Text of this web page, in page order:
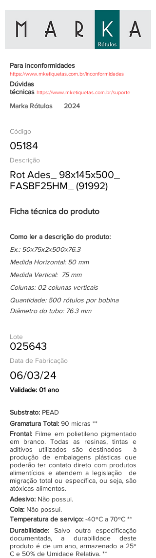
Para inconformidades
https://www.mketiquetas.com.br/inconformidades
Dúvidas
técnicas https://www.mketiquetas.com.br/suporte
Marka Rótulos 2024
Código
05184
Descrição
Rot Ades_ 98x145x500_
FASBF25HM_ (91992)
Ficha técnica do produto
Como ler a descrição do produto:
Ex.: 50x75x2x500x76.3
Medida Horizontal: 50 mm
Medida Vertical: 75 mm
Colunas: 02 colunas verticais
Quantidade: 500 rótulos por bobina
Diâmetro do tubo: 76.3 mm
Lote
025643
Data de Fabricação
06/03/24
Validade: 01 ano
Substrato: PEAD
Gramatura Total: 90 micras **
Frontal: Filme em polietileno pigmentado
em branco. Todas as resinas, tintas e
aditivos utilizados são destinados à
produção de embalagens plásticas que
poderão ter contato direto com produtos
alimentícios e atendem a legislação de
migração total ou específica, ou seja, são
atóxicas alimentos.
Adesivo: Não possui.
Cola: Não possui.
Temperatura de serviço: -40ºC a 70ºC **
Durabilidade: Salvo outra especificação
documentada, a durabilidade deste
produto é de um ano, armazenado a 25º
C e 50% de Umidade Relativa. **